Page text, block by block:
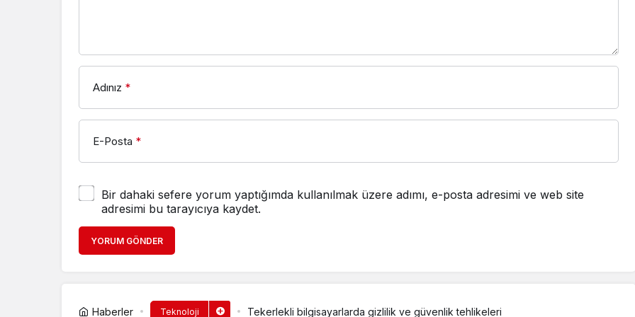
Adınız *
E-Posta *
Bir dahaki sefere yorum yaptığımda kullanılmak üzere adımı, e-posta adresimi ve web site
adresimi bu tarayıcıya kaydet.
YORUM GÖNDER
Haberler Teknoloji Tekerlekli bilgisayarlarda gizlilik ve güvenlik tehlikeleri